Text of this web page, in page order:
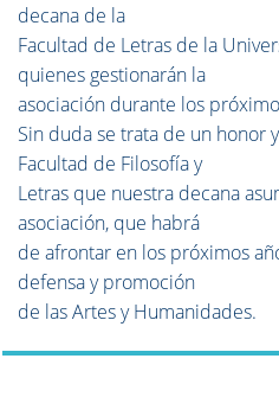
decana de la
Facultad de Letras de la
quienes gestionarán la
asociación durante los
Sin duda se trata de un honor
Facultad de Filosofía y
Letras que nuestra decana
asociación, que habrá
de afrontar en los próximos
defensa y promoción
de las Artes y Humanidades.